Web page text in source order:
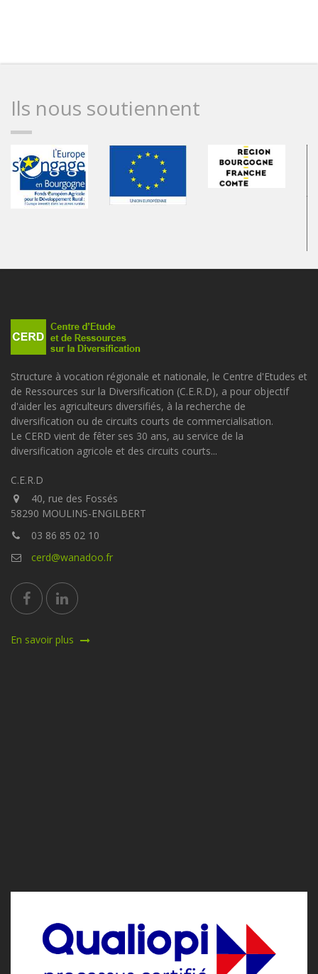
Ils nous soutiennent
Structure à vocation régionale et nationale, le Centre d'Etudes et
de Ressources sur la Diversification (C.E.R.D), a pour objectif
d'aider les agriculteurs diversifiés, à la recherche de
diversification ou de circuits courts de commercialisation.
Le CERD vient de fêter ses 30 ans, au service de la
diversification agricole et des circuits courts...
C.E.R.D
40, rue des Fossés
58290 MOULINS-ENGILBERT
03 86 85 02 10
cerd@wanadoo.fr
En savoir plus